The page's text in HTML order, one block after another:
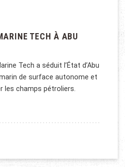
TECH À ABU
Tech a séduit l’État d’Abu
de surface autonome et
les champs pétroliers.
POUR MARINE TECH À ABU DHABI